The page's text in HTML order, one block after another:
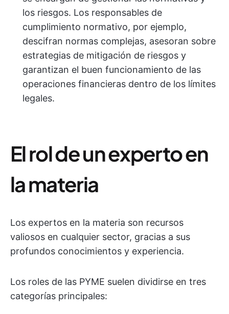
los riesgos. Los responsables de
cumplimiento normativo, por ejemplo,
descifran normas complejas, asesoran sobre
estrategias de mitigación de riesgos y
garantizan el buen funcionamiento de las
operaciones financieras dentro de los límites
legales.
El rol de un experto en
la materia
Los expertos en la materia son recursos
valiosos en cualquier sector, gracias a sus
profundos conocimientos y experiencia.
Los roles de las PYME suelen dividirse en tres
categorías principales: